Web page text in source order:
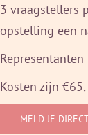
3 vraagstellers
opstelling een
Kosten zijn €65,-
MELD JE